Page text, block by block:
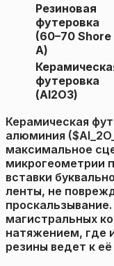
Резиновая
футеровка
(60–70 Shore
A)
футеровка
(Al2O3)
Керамическая
алюминия
максимальное
микрогеометрии
вставки
ленты, не
магистральных
натяжением, где
резины ведет к